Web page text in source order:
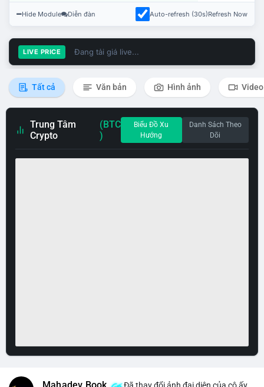
Hide Module Diễn đàn Auto-refresh (30s)Refresh Now
LIVE PRICE Đang tải giá live...
Tất cả Văn bản Hình ảnh Video
Trung Tâm
Crypto
(BTC
)
Biểu Đồ Xu
Hướng
Danh Sách Theo
Dõi